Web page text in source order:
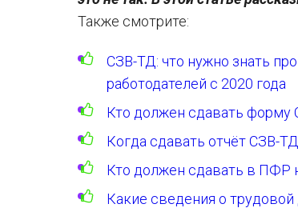
Также смотрите:
СЗВ-ТД: что нужно знать
работодателей с 2020 года
Кто должен сдавать форму
Когда сдавать отчёт СЗВ-
Кто должен сдавать в ПФР
Какие сведения о